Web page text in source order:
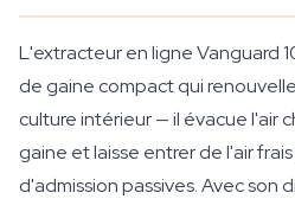
L'extracteur en ligne Vanguard
de gaine compact qui
culture intérieur — il évacue l'air
gaine et laisse entrer de l'air
d'admission passives. Avec son